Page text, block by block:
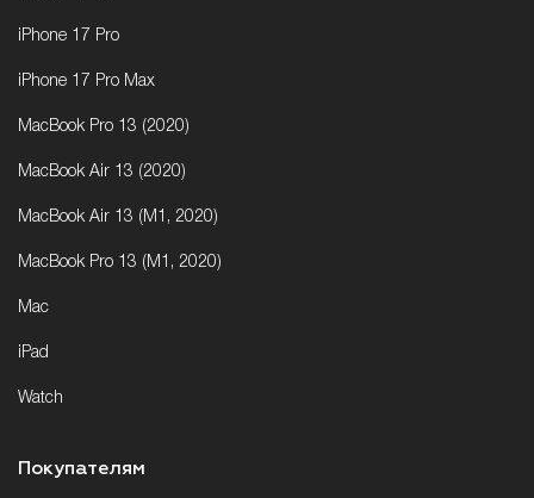
iPhone 17 Pro
iPhone 17 Pro Max
MacBook Pro 13 (2020)
MacBook Air 13 (2020)
MacBook Air 13 (M1, 2020)
MacBook Pro 13 (M1, 2020)
Mac
iPad
Watch
Покупателям